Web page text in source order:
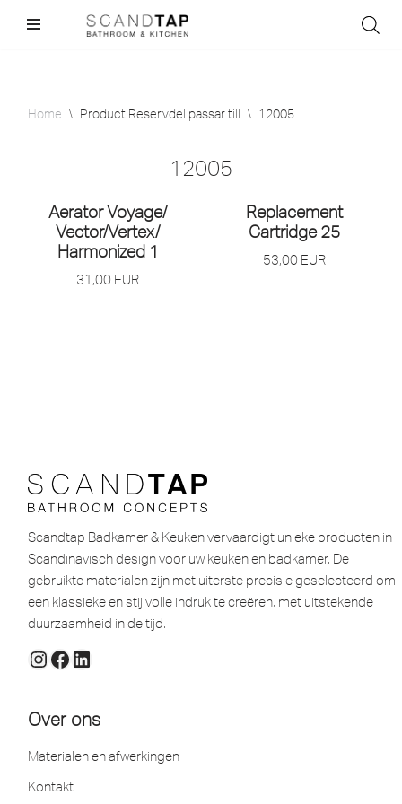
Home \ Product Reservdel passar till \ 12005
12005
Aerator Voyage/
Vector/Vertex/
Harmonized 1
31,00 EUR
Replacement
Cartridge 25
53,00 EUR
Scandtap Badkamer & Keuken vervaardigt unieke producten in
Scandinavisch design voor uw keuken en badkamer. De
gebruikte materialen zijn met uiterste precisie geselecteerd om
een ​​klassieke en stijlvolle indruk te creëren, met uitstekende
duurzaamheid in de tijd.
Over ons
Materialen en afwerkingen
Kontakt